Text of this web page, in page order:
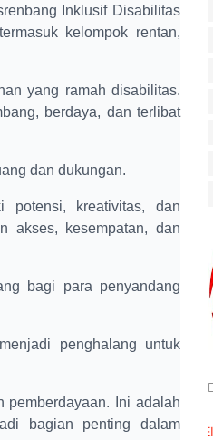
Inklusif Disabilitas
kelompok rentan,
yang ramah disabilitas.
berdaya, dan terlibat
dan dukungan.
potensi, kreativitas, dan
akses, kesempatan, dan
bagi para penyandang
penghalang untuk
pemberdayaan. Ini adalah
bagian penting dalam
Ekonomi 2026, Bupati Ela: